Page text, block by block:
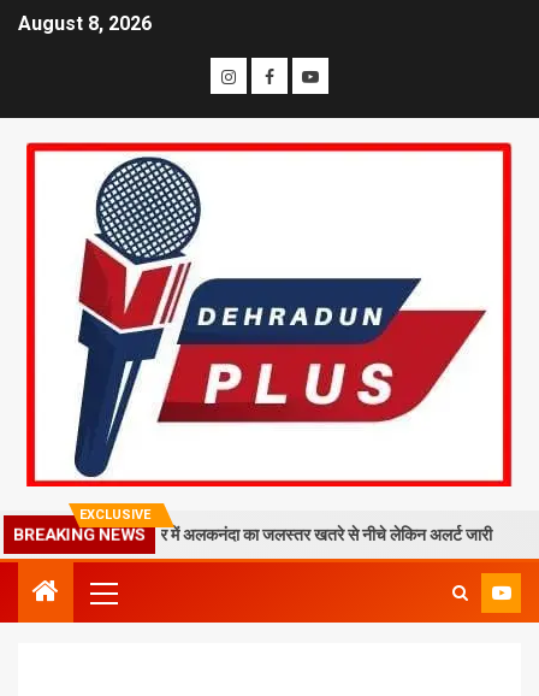
August 8, 2026
EXCLUSIVE
BREAKING NEWS
मलबा, श्रीनगर में अलकनंदा का जलस्तर खतरे से नीचे लेकिन अलर्ट जारी